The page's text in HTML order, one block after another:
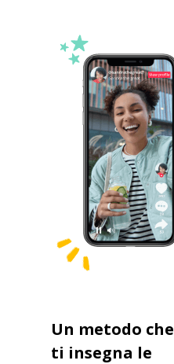
Un metodo che
ti insegna le